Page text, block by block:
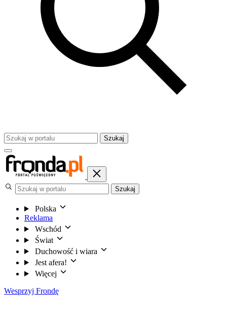
Szukaj
Szukaj
Polska
Reklama
Wschód
Świat
Duchowość i wiara
Jest afera!
Więcej
Wesprzyj Frondę